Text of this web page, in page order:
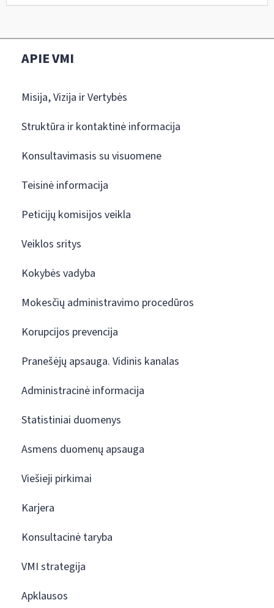
APIE VMI
Misija, Vizija ir Vertybės
Struktūra ir kontaktinė informacija
Konsultavimasis su visuomene
Teisinė informacija
Peticijų komisijos veikla
Veiklos sritys
Kokybės vadyba
Mokesčių administravimo procedūros
Korupcijos prevencija
Pranešėjų apsauga. Vidinis kanalas
Administracinė informacija
Statistiniai duomenys
Asmens duomenų apsauga
Viešieji pirkimai
Karjera
Konsultacinė taryba
VMI strategija
Apklausos